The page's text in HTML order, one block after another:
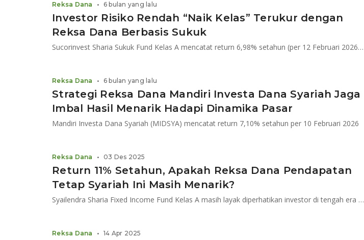
Investor Risiko Rendah “Naik Kelas” Terukur dengan
Reksa Dana Berbasis Sukuk
Sucorinvest Sharia Sukuk Fund Kelas A mencatat return 6,98% setahun (per 12 Februari 2026), lebih dari dua kali lipat deposito*
Reksa Dana • 6 bulan yang lalu
Strategi Reksa Dana Mandiri Investa Dana Syariah Jaga
Imbal Hasil Menarik Hadapi Dinamika Pasar
Mandiri Investa Dana Syariah (MIDSYA) mencatat return 7,10% setahun per 10 Februari 2026
Reksa Dana • 6 bulan yang lalu
Return 11% Setahun, Apakah Reksa Dana Pendapatan
Tetap Syariah Ini Masih Menarik?
Syailendra Sharia Fixed Income Fund Kelas A masih layak diperhatikan investor di tengah era penurunan suku bunga yang berlanjut hingga 2026
Reksa Dana • 03 Des 2025
Reksa Dana • 14 Apr 2025